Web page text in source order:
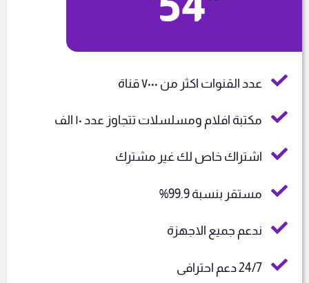
عدد القنوات اكثر من ٧٠٠٠ قناة
مكتبة افلام ومسلسلات تتجاوز عدد ١٠ الف
اشتراك خاص لك غير مشترك
مستقر بنسبة 99.9%
ندعم جميع الاجهزة
24/7 دعم احترافى